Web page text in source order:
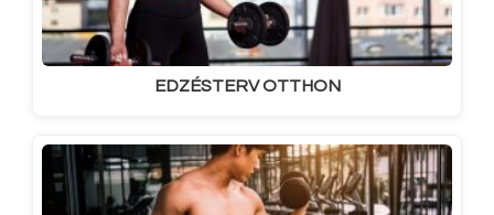
EDZÉSTERV OTTHON